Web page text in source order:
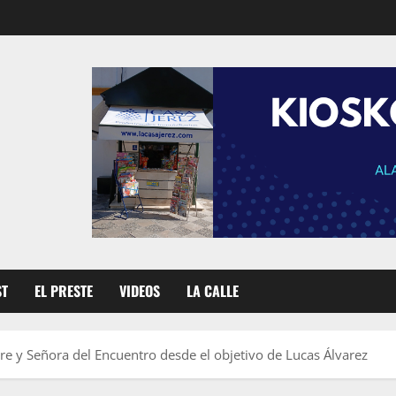
EL PRESTE VIDEOS LA CALLE
y Señora del Encuentro desde el objetivo de Lucas Álvarez